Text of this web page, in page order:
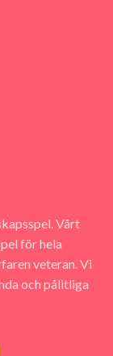
Vårt
för hela
veteran. Vi
och pålitliga